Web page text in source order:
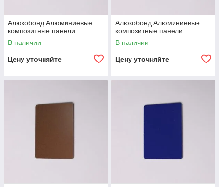
Алюкобонд Алюминиевые
композитные панели
В наличии
Цену уточняйте
Алюкобонд Алюминиевые
композитные панели
В наличии
Цену уточняйте